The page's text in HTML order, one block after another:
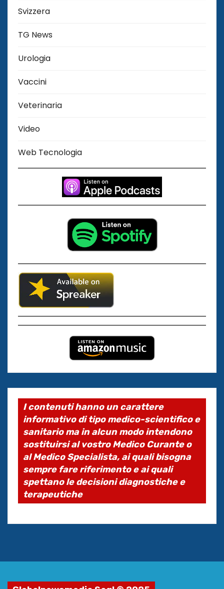
Svizzera
TG News
Urologia
Vaccini
Veterinaria
Video
Web Tecnologia
I contenuti hanno un carattere
informativo di tipo medico-scientifico e
sanitario ma in alcun modo intendono
sostituirsi al vostro Medico Curante o
al Medico Specialista, ai quali bisogna
sempre fare riferimento e ai quali
spettano le decisioni diagnostiche e
terapeutiche